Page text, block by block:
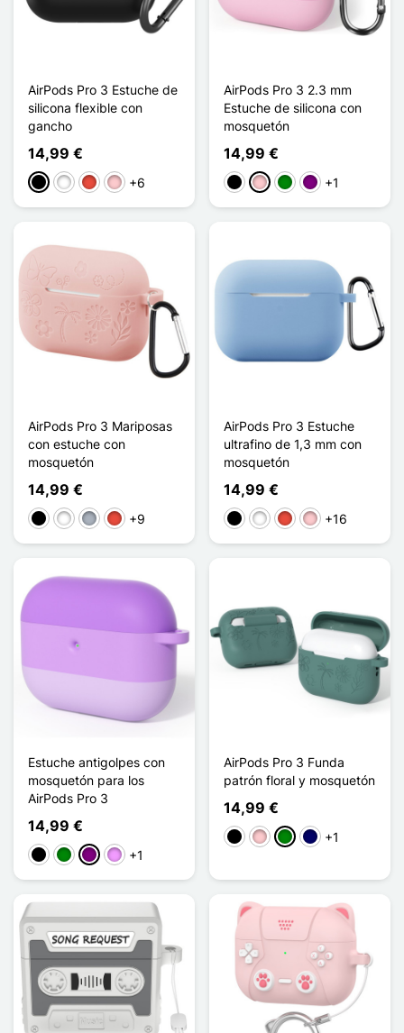
AirPods Pro 3 Estuche de
silicona flexible con
gancho
14,99 €
NegroBlancoRojoRosa+6
AirPods Pro 3 2.3 mm
Estuche de silicona con
mosquetón
14,99 €
NegroRosaVerdePúrpura
+1
AirPods Pro 3 Mariposas
con estuche con
mosquetón
14,99 €
NegroBlanco
Gris Rojo+9
AirPods Pro 3 Estuche
ultrafino de 1,3 mm con
mosquetón
14,99 €
NegroBlancoRojoRosa+16
Estuche antigolpes con
mosquetón para los
AirPods Pro 3
14,99 €
NegroVerdePúrpuraMorado claro
+1
AirPods Pro 3 Funda
patrón floral y mosquetón
14,99 €
NegroRosaVerdeAzul marino
+1